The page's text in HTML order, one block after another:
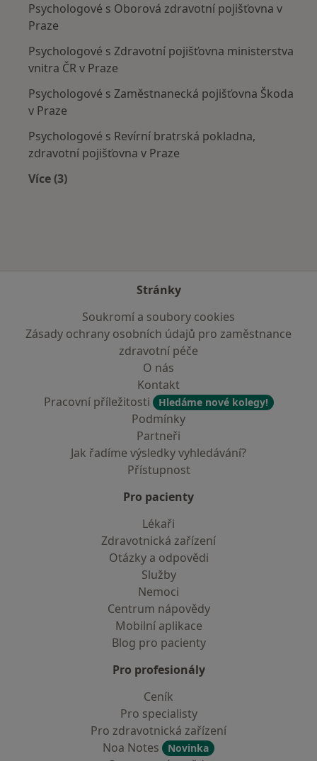
Psychologové s Oborová zdravotní pojišťovna v
Praze
Psychologové s Zdravotní pojišťovna ministerstva
vnitra ČR v Praze
Psychologové s Zaměstnanecká pojišťovna Škoda
v Praze
Psychologové s Revírní bratrská pokladna,
zdravotní pojišťovna v Praze
Více (3)
Stránky
Soukromí a soubory cookies
Zásady ochrany osobních údajů pro zaměstnance
zdravotní péče
O nás
Kontakt
Pracovní příležitosti
Hledáme nové kolegy!
Podmínky
Partneři
Jak řadíme výsledky vyhledávání?
Přístupnost
Pro pacienty
Lékaři
Zdravotnická zařízení
Otázky a odpovědi
Služby
Nemoci
Centrum nápovědy
Mobilní aplikace
Blog pro pacienty
Pro profesionály
Ceník
Pro specialisty
Pro zdravotnická zařízení
Noa Notes
Novinka